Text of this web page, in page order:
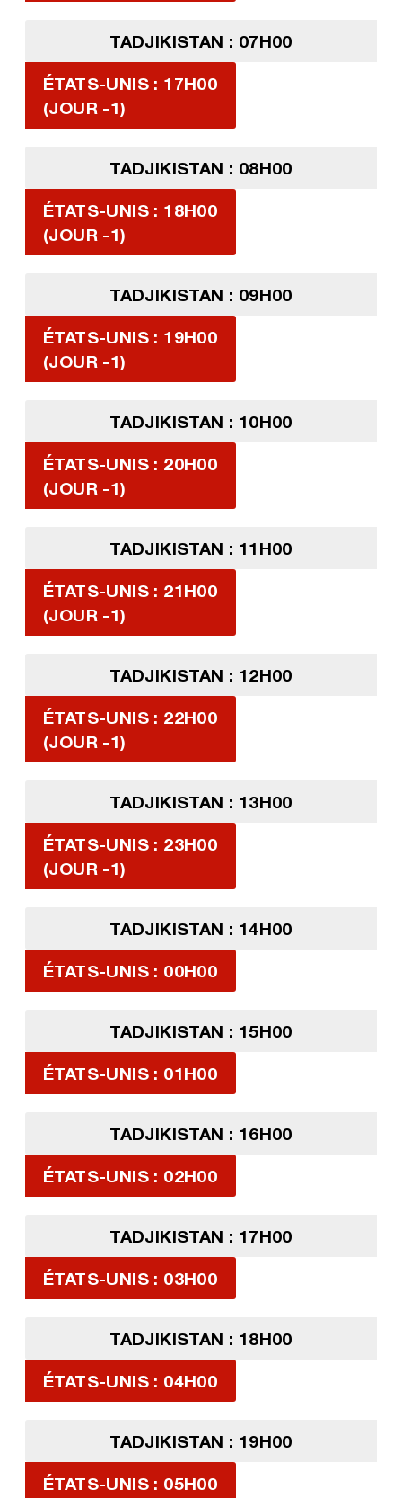
TADJIKISTAN : 07H00
ÉTATS-UNIS : 17H00
(JOUR -1)
TADJIKISTAN : 08H00
ÉTATS-UNIS : 18H00
(JOUR -1)
TADJIKISTAN : 09H00
ÉTATS-UNIS : 19H00
(JOUR -1)
TADJIKISTAN : 10H00
ÉTATS-UNIS : 20H00
(JOUR -1)
TADJIKISTAN : 11H00
ÉTATS-UNIS : 21H00
(JOUR -1)
TADJIKISTAN : 12H00
ÉTATS-UNIS : 22H00
(JOUR -1)
TADJIKISTAN : 13H00
ÉTATS-UNIS : 23H00
(JOUR -1)
TADJIKISTAN : 14H00
ÉTATS-UNIS : 00H00
TADJIKISTAN : 15H00
ÉTATS-UNIS : 01H00
TADJIKISTAN : 16H00
ÉTATS-UNIS : 02H00
TADJIKISTAN : 17H00
ÉTATS-UNIS : 03H00
TADJIKISTAN : 18H00
ÉTATS-UNIS : 04H00
TADJIKISTAN : 19H00
ÉTATS-UNIS : 05H00